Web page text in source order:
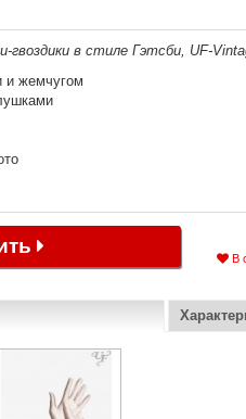
гвоздики в стиле Гэтсби, UF-
и жемчугом
В